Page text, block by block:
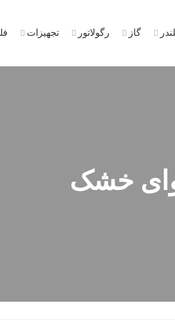
گاز رگولاتور تجهیزات
خشک